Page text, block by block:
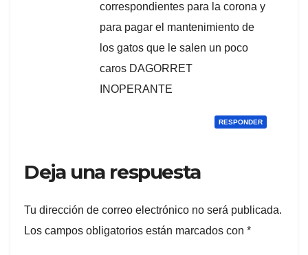
correspondientes para la corona y
para pagar el mantenimiento de
los gatos que le salen un poco
caros DAGORRET
INOPERANTE
RESPONDER
Deja una respuesta
Tu dirección de correo electrónico no será publicada.
Los campos obligatorios están marcados con *